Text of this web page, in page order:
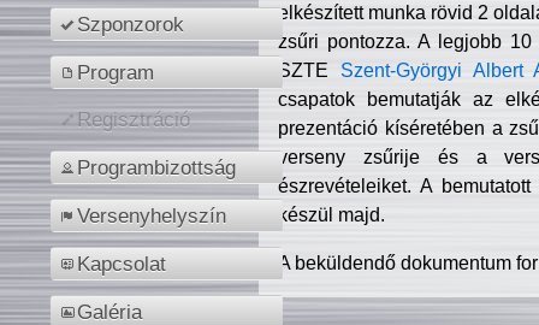
Szponzorok
Program
Regisztráció
Programbizottság
Versenyhelyszín
Kapcsolat
Galéria
elkészített munka rövid 2
zsűri pontozza. A legjobb
SZTE Szent-Györgyi Albert
csapatok bemutatják az
prezentáció kíséretében a
verseny zsűrije és a
észrevételeiket. A
készül majd.
A beküldendő dokumentum